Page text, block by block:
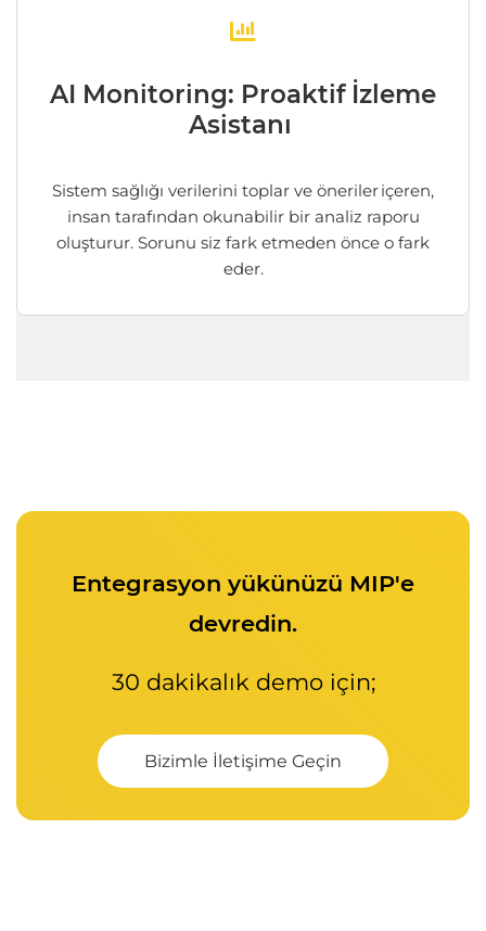
AI Monitoring: Proaktif İzleme
Asistanı
Sistem sağlığı verilerini toplar ve öneriler içeren,
insan tarafından okunabilir bir analiz raporu
oluşturur. Sorunu siz fark etmeden önce o fark
eder.
Entegrasyon yükünüzü MIP'e
devredin.
30 dakikalık demo için;
Bizimle İletişime Geçin